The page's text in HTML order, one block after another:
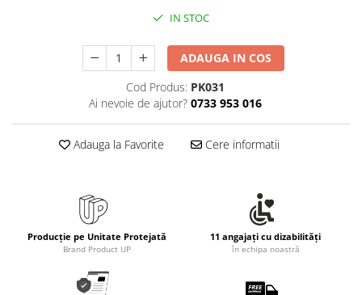
Seturi de scris Premium
Instrumente de scris eco
Textmarkere
Markere diverse
Carioci si creioane colorate
Rezerve instrumente scris
Tavite documente si suporturi
IN STOC
ADAUGA IN COS
Cod Produs: PK031
Ai nevoie de ajutor? 0733 953 016
Adauga la Favorite Cere informatii
Producție pe Unitate Protejată
Brand Product UP
11 angajați cu dizabilități
în echipa noastră